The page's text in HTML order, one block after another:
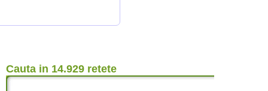
Cauta in 14.929 retete